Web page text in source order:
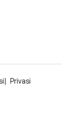
Privasi